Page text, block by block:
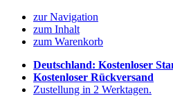
zur Navigation
zum Inhalt
zum Warenkorb
Deutschland: Kostenloser
Kostenloser Rückversand
Zustellung in 2 Werktagen.